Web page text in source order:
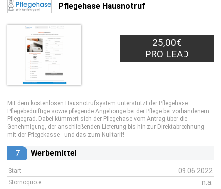
Pflegehase Hausnotruf
25,00€
PRO LEAD
Mit dem kostenlosen Hausnotrufsystem unterstützt der Pflegehase
Pflegebedürftige sowie pflegende Angehörige bei der Pflege bei vorhandenem
Pflegegrad. Dabei kümmert sich der Pflegehase vom Antrag über die
Genehmigung, der anschließenden Lieferung bis hin zur Direktabrechnung
mit der Pflegekasse - und das zum Nulltarif!
7 Werbemittel
Start 09.06.2022
Stornoquote n.a.